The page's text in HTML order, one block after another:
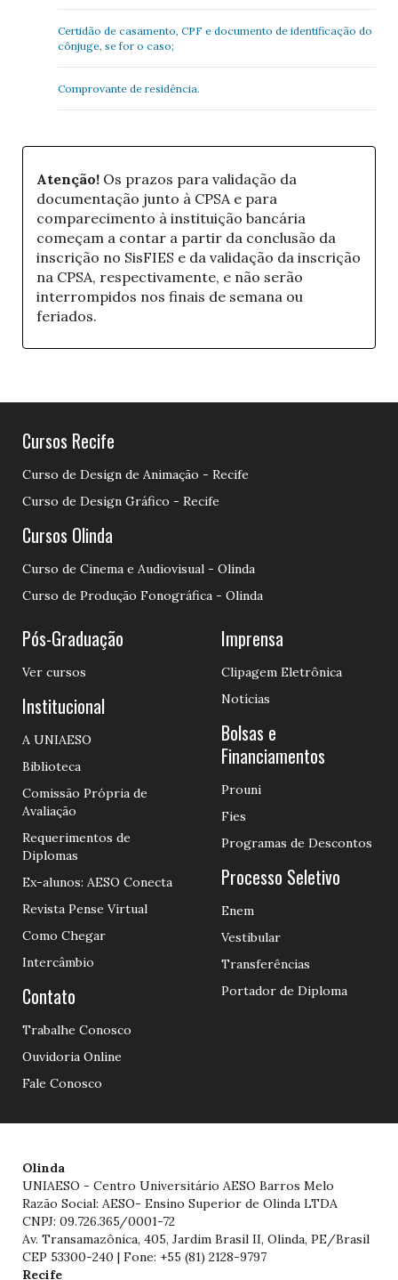
Certidão de casamento, CPF e documento de identificação do
cônjuge, se for o caso;
Comprovante de residência.
Atenção! Os prazos para validação da
documentação junto à CPSA e para
comparecimento à instituição bancária
começam a contar a partir da conclusão da
inscrição no SisFIES e da validação da inscrição
na CPSA, respectivamente, e não serão
interrompidos nos finais de semana ou
feriados.
Cursos Recife
Curso de Design de Animação - Recife
Curso de Design Gráfico - Recife
Cursos Olinda
Curso de Cinema e Audiovisual - Olinda
Curso de Produção Fonográfica - Olinda
Pós-Graduação
Ver cursos
Institucional
A UNIAESO
Biblioteca
Comissão Própria de
Avaliação
Requerimentos de
Diplomas
Ex-alunos: AESO Conecta
Revista Pense Virtual
Como Chegar
Intercâmbio
Contato
Trabalhe Conosco
Ouvidoria Online
Fale Conosco
Imprensa
Clipagem Eletrônica
Notícias
Bolsas e
Financiamentos
Prouni
Fies
Programas de Descontos
Processo Seletivo
Enem
Vestibular
Transferências
Portador de Diploma
Olinda
UNIAESO - Centro Universitário AESO Barros Melo
Razão Social: AESO- Ensino Superior de Olinda LTDA
CNPJ: 09.726.365/0001-72
Av. Transamazônica, 405, Jardim Brasil II, Olinda, PE/Brasil
CEP 53300-240 | Fone: +55 (81) 2128-9797
Recife